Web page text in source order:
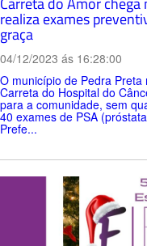
realiza exames
graça
04/12/2023 ás 16:28:00
O município de Pedra
Carreta do Hospital do
para a comunidade, sem
40 exames de PSA
Prefe...